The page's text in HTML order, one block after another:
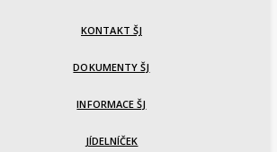
KONTAKT ŠJ
DOKUMENTY ŠJ
INFORMACE ŠJ
JÍDELNÍČEK